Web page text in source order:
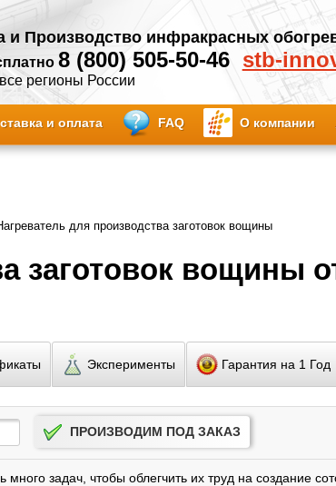
и Производство инфракрасных
8 (800) 505-50-46 stb-
регионы России
и оплата FAQ О компании
для производства заготовок вощины
заготовок вощины
Эксперименты Гарантия на 1 Год
ПРОИЗВОДИМ ПОД ЗАКАЗ
задач, чтобы облегчить их труд на создание